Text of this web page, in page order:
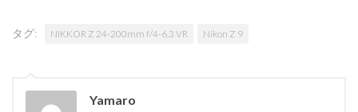
タグ: NIKKOR Z 24-200mm f/4-6.3 VR Nikon Z 9
Yamaro